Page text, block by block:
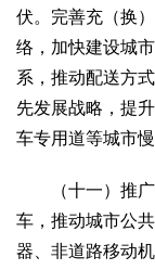
伏。完善充（换
络，加快建设城
系，推动配送方
先发展战略，提
车专用道等城市慢
（十一）推广
车，推动城市公
器、非道路移动